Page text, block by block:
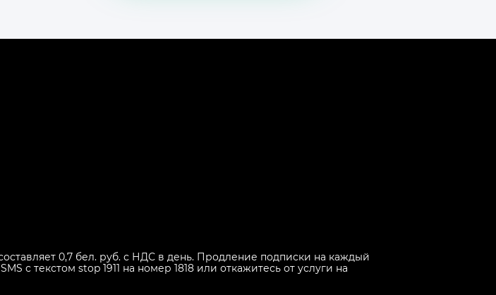
0,7 бел. руб. с НДС в день. Продление подписки на каждый
с текстом stop 1911 на номер 1818 или откажитесь от услуги на